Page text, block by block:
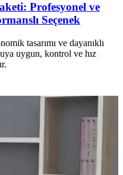
Profesyonel ve
Seçenek
tasarımı ve dayanıklı
uygun, kontrol ve hız